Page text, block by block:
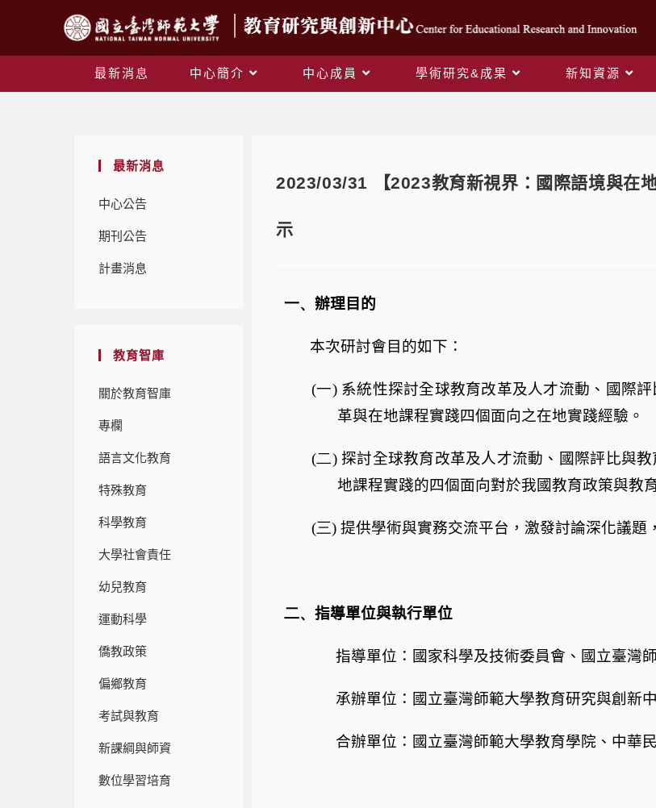
最新消息 中心簡介 中心成員 學術研究&成果 新知資源
最新消息
中心公告
期刊公告
計畫消息
教育智庫
關於教育智庫
專欄
語言文化教育
特殊教育
科學教育
大學社會責任
幼兒教育
運動科學
僑教政策
偏鄉教育
考試與教育
新課綱與師資
培育
數位學習
2023/03/31 【2023教育新視界：國際語境與在
示
一、 辦理目的
本次研討會目的如下：
(一) 系統性探討全球教育改革及人才流動、國際
革與在地課程實踐四個面向之在地實踐經驗。
(二) 探討全球教育改革及人才流動、國際評比與
地課程實踐的四個面向對於我國教育政策與教
(三)提供學術與實務交流平台，激發討論深化議題
二、 指導單位與執行單位
指導單位：國家科學及技術委員會、國立臺灣
承辦單位：國立臺灣師範大學教育研究與創新
合辦單位：國立臺灣師範大學教育學院、中華